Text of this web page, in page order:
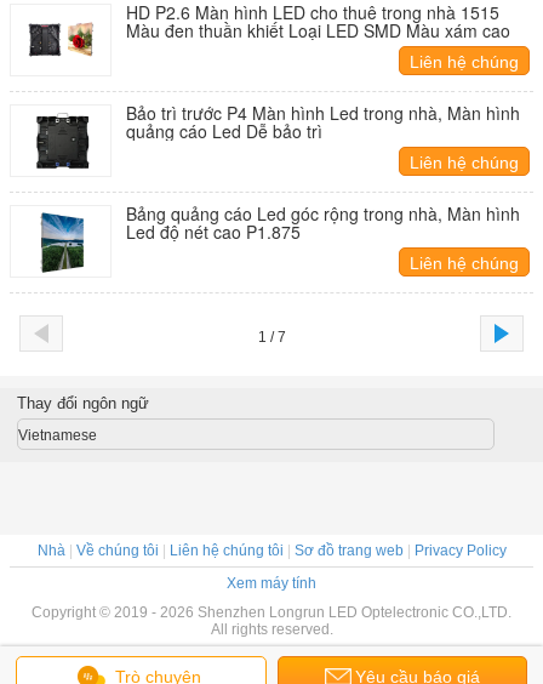
HD P2.6 Màn hình LED cho thuê trong nhà 1515
Màu đen thuần khiết Loại LED SMD Màu xám cao
Liên hệ chúng
tôi
Bảo trì trước P4 Màn hình Led trong nhà, Màn hình
quảng cáo Led Dễ bảo trì
Liên hệ chúng
tôi
Bảng quảng cáo Led góc rộng trong nhà, Màn hình
Led độ nét cao P1.875
Liên hệ chúng
tôi
1 / 7
Trò chuyện Yêu cầu báo giá
Thay đổi ngôn ngữ
Vietnamese
Nhà| Về chúng tôi Liên hệ chúng tôi Sơ đồ trang web|
Privacy Policy
Xem máy tính
Copyright © 2019 - 2026 Shenzhen Longrun LED Optelectronic CO.,LTD.
All rights reserved.